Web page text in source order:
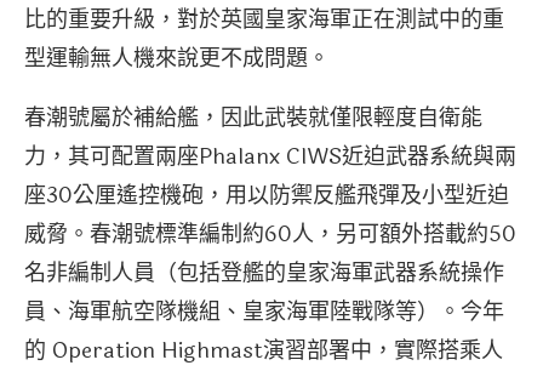
比的重要升級，對於英國皇家海軍正在測試中的重
型運輸無人機來說更不成問題。
春潮號屬於補給艦，因此武裝就僅限輕度自衛能
力，其可配置兩座Phalanx CIWS近迫武器系統與兩
座30公厘遙控機砲，用以防禦反艦飛彈及小型近迫
威脅。春潮號標準編制約60人，另可額外搭載約50
名非編制人員（包括登艦的皇家海軍武器系統操作
員、海軍航空隊機組、皇家海軍陸戰隊等）。今年
的 Operation Highmast演習部署中，實際搭乘人